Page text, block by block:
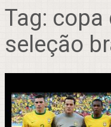
Tag: copa
seleção